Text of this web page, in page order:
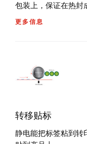
包装上，保证在热封
更多信息
转移贴标
静电能把标签粘到转